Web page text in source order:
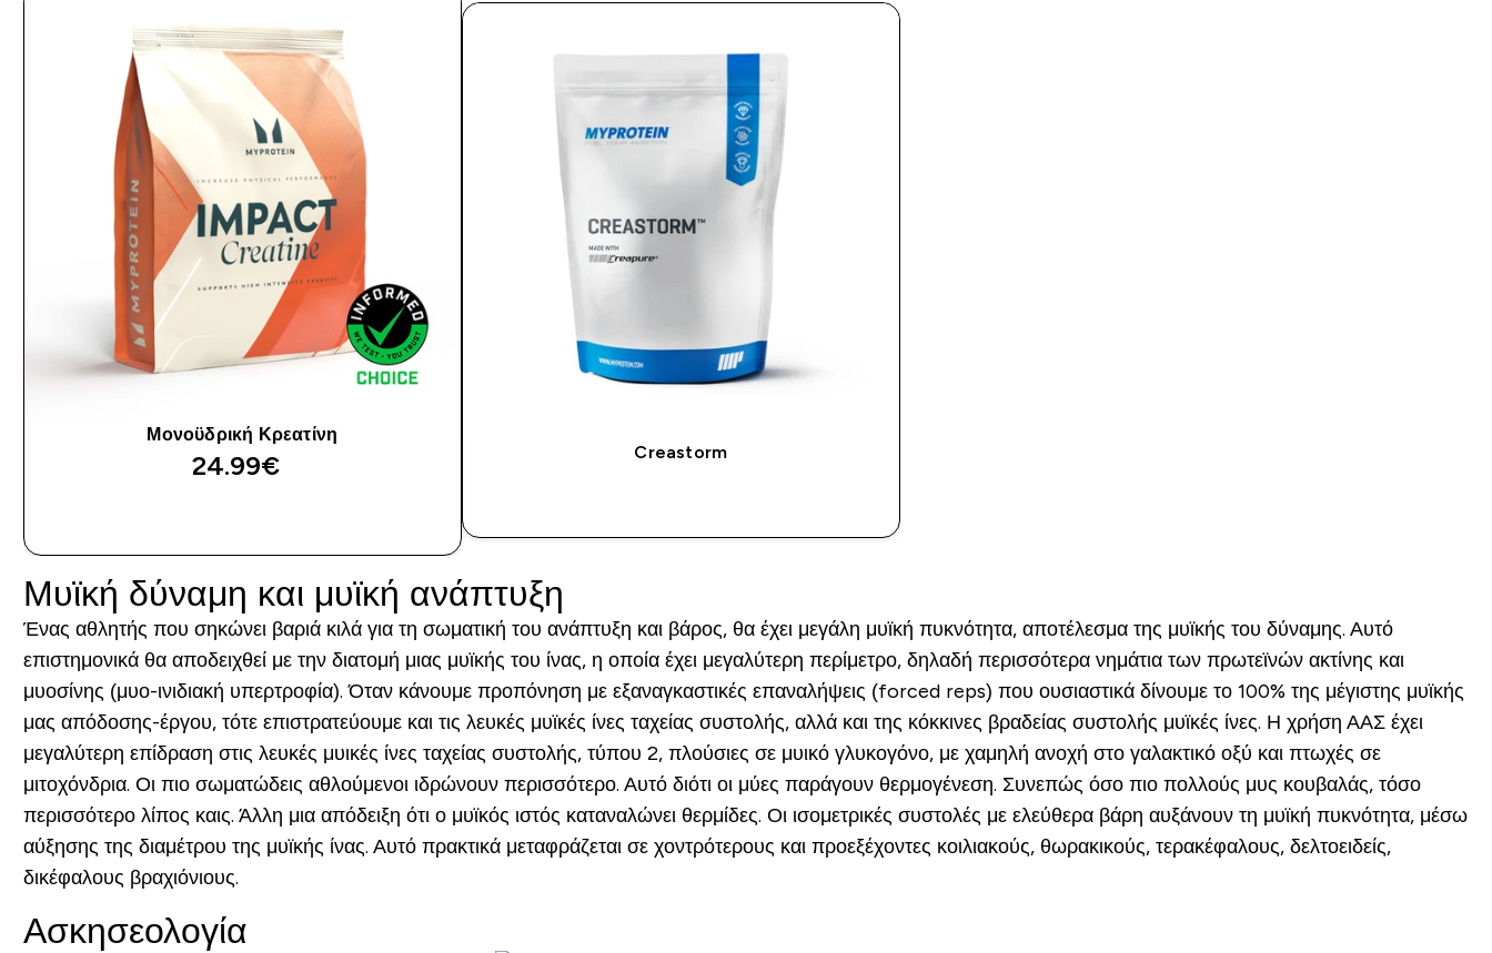
Μονοϋδρική Κρεατίνη
24.99€‎ Creastorm
Μυϊκή δύναμη και μυϊκή ανάπτυξη
Ένας αθλητής που σηκώνει βαριά κιλά για τη σωματική του ανάπτυξη και βάρος, θα έχει μεγάλη μυϊκή πυκνότητα, αποτέλεσμα της μυϊκής του δύναμης. Αυτό
επιστημονικά θα αποδειχθεί με την διατομή μιας μυϊκής του ίνας, η οποία έχει μεγαλύτερη περίμετρο, δηλαδή περισσότερα νημάτια των πρωτεϊνών ακτίνης και
μυοσίνης (μυο-ινιδιακή υπερτροφία). Όταν κάνουμε προπόνηση με εξαναγκαστικές επαναλήψεις (forced reps) που ουσιαστικά δίνουμε το 100% της μέγιστης μυϊκής
μας απόδοσης-έργου, τότε επιστρατεύουμε και τις λευκές μυϊκές ίνες ταχείας συστολής, αλλά και της κόκκινες βραδείας συστολής μυϊκές ίνες. Η χρήση ΑΑΣ έχει
μεγαλύτερη επίδραση στις λευκές μυικές ίνες ταχείας συστολής, τύπου 2, πλούσιες σε μυικό γλυκογόνο, με χαμηλή ανοχή στο γαλακτικό οξύ και πτωχές σε
μιτοχόνδρια. Οι πιο σωματώδεις αθλούμενοι ιδρώνουν περισσότερο. Αυτό διότι οι μύες παράγουν θερμογένεση. Συνεπώς όσο πιο πολλούς μυς κουβαλάς, τόσο
περισσότερο λίπος καις. Άλλη μια απόδειξη ότι ο μυϊκός ιστός καταναλώνει θερμίδες. Οι ισομετρικές συστολές με ελεύθερα βάρη αυξάνουν τη μυϊκή πυκνότητα, μέσω
αύξησης της διαμέτρου της μυϊκής ίνας. Αυτό πρακτικά μεταφράζεται σε χοντρότερους και προεξέχοντες κοιλιακούς, θωρακικούς, τερακέφαλους, δελτοειδείς,
δικέφαλους βραχιόνιους.
Ασκησεολογία